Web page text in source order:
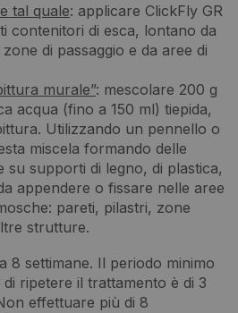
tal quale: applicare ClickFly GR
contenitori di esca, lontano da
di passaggio e da aree di
murale”: mescolare 200 g
acqua (fino a 150 ml) tiepida,
Utilizzando un pennello o
miscela formando delle
su supporti di legno, di plastica,
appendere o fissare nelle aree
pareti, pilastri, zone
strutture.
8 settimane. Il periodo minimo
ripetere il trattamento è di 3
effettuare più di 8